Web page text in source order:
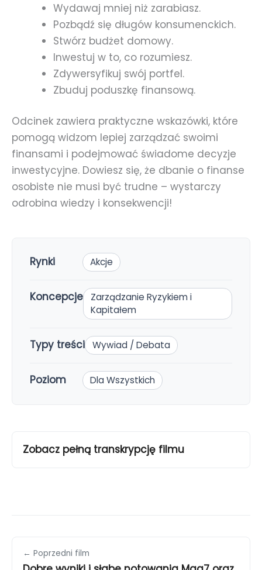
Wydawaj mniej niż zarabiasz.
Pozbądź się długów konsumenckich.
Stwórz budżet domowy.
Inwestuj w to, co rozumiesz.
Zdywersyfikuj swój portfel.
Zbuduj poduszkę finansową.
Odcinek zawiera praktyczne wskazówki, które
pomogą widzom lepiej zarządzać swoimi
finansami i podejmować świadome decyzje
inwestycyjne. Dowiesz się, że dbanie o finanse
osobiste nie musi być trudne – wystarczy
odrobina wiedzy i konsekwencji!
Rynki Akcje
Koncepcje
Zarządzanie Ryzykiem i
Kapitałem
Typy treści Wywiad / Debata
Poziom Dla Wszystkich
Zobacz pełną transkrypcję filmu
← Poprzedni film